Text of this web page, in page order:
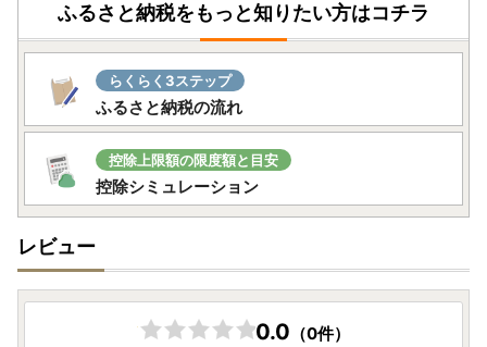
ふるさと納税をもっと知りたい方はコチラ
らくらく3ステップ
ふるさと納税の流れ
控除上限額の限度額と目安
控除シミュレーション
レビュー
0.0 （0件）